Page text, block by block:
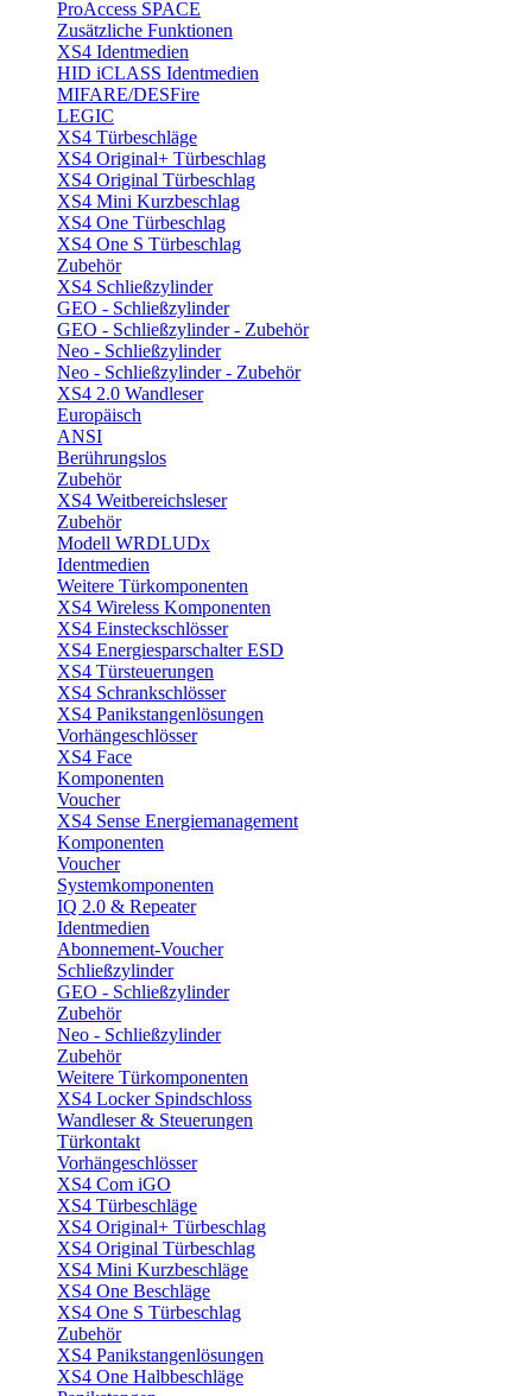
ProAccess SPACE
Zusätzliche Funktionen
XS4 Identmedien
HID iCLASS Identmedien
MIFARE/DESFire
LEGIC
XS4 Türbeschläge
XS4 Original+ Türbeschlag
XS4 Original Türbeschlag
XS4 Mini Kurzbeschlag
XS4 One Türbeschlag
XS4 One S Türbeschlag
Zubehör
XS4 Schließzylinder
GEO - Schließzylinder
GEO - Schließzylinder - Zubehör
Neo - Schließzylinder
Neo - Schließzylinder - Zubehör
XS4 2.0 Wandleser
Europäisch
ANSI
Berührungslos
Zubehör
XS4 Weitbereichsleser
Zubehör
Modell WRDLUDx
Identmedien
Weitere Türkomponenten
XS4 Wireless Komponenten
XS4 Einsteckschlösser
XS4 Energiesparschalter ESD
XS4 Türsteuerungen
XS4 Schrankschlösser
XS4 Panikstangenlösungen
Vorhängeschlösser
XS4 Face
Komponenten
Voucher
XS4 Sense Energiemanagement
Komponenten
Voucher
Systemkomponenten
IQ 2.0 & Repeater
Identmedien
Abonnement-Voucher
Schließzylinder
GEO - Schließzylinder
Zubehör
Neo - Schließzylinder
Zubehör
Weitere Türkomponenten
XS4 Locker Spindschloss
Wandleser & Steuerungen
Türkontakt
Vorhängeschlösser
XS4 Com iGO
XS4 Türbeschläge
XS4 Original+ Türbeschlag
XS4 Original Türbeschlag
XS4 Mini Kurzbeschläge
XS4 One Beschläge
XS4 One S Türbeschlag
Zubehör
XS4 Panikstangenlösungen
XS4 One Halbbeschläge